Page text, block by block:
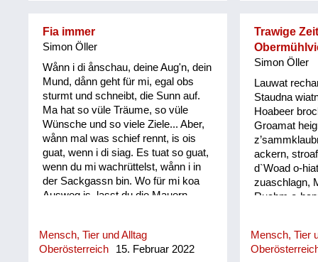
besonders
gestellt
Fia immer
Simon Öller
Wånn i di ånschau, deine Aug'n, dein
Mund, dånn geht für mi, egal obs
sturmt und schneibt, die Sunn auf.
Ma hat so vüle Träume, so vüle
Wünsche und so viele Ziele... Aber,
wånn mal was schief rennt, is ois
guat, wenn i di siag. Es tuat so guat,
wenn du mi wachrüttelst, wånn i in
der Sackgassn bin. Wo für mi koa
Ausweg is, lasst du die Mauern
auf und i siag wieder klar, gibst mir
die Kraft, baust mi wieder auf, und di
Mensch, Tier und Alltag
Oberösterreich
15. Februar 2022
Trawige
Simon Öller
Lauwat
Staudna
Hoabeer
Groamat
ackern,
d`Woad o-
zuaschlagn,
Ruabm o-
Haar
´Wiesn odl´n
Mensch, Tier